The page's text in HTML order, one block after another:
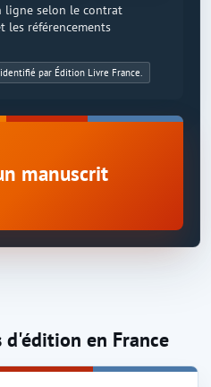
ligne selon le contrat
référencements
par Édition Livre France.
manuscrit
d'édition en France